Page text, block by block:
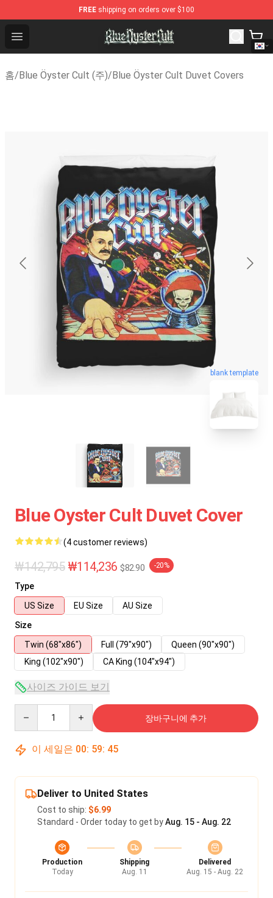
FREE shipping on orders over $100
Open menu
Blue Öyster Cult Store - Official Blue Öyster Cult
홈/Blue Öyster Cult (주)/Blue Öyster Cult Duvet Covers
blank template
Blue Oyster Cult Duvet Cover
(4 customer reviews)
₩142,795 ₩114,236 $82.90 -20%
Type
US Size
EU Size
AU Size
Size
Twin (68"x86")
Full (79"x90")
Queen (90"x90")
King (102"x90")
CA King (104"x94")
사이즈 가이드 보기
장바구니에 추가
이 세일은 00: 59: 45
Deliver to United States
Cost to ship: $6.99
Standard - Order today to get byAug. 15 - Aug. 22
Production
Today
Shipping
Aug. 11
Delivered
Aug. 15 - Aug. 22